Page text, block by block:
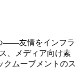
——友情をインフラ
、メディア向け素
クムーブメントのス